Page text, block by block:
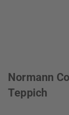
Normann
Teppich